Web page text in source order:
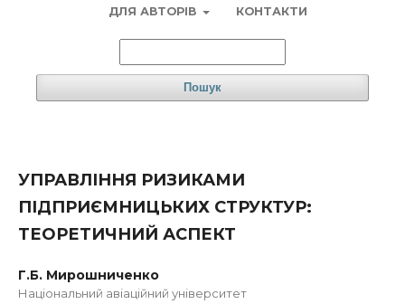
ДЛЯ АВТОРІВ КОНТАКТИ
Пошук
УПРАВЛІННЯ РИЗИКАМИ
ПІДПРИЄМНИЦЬКИХ СТРУКТУР:
ТЕОРЕТИЧНИЙ АСПЕКТ
Г.Б. Мирошниченко
Національний авіаційний університет